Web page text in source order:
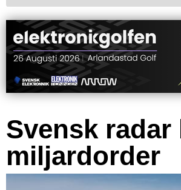
Svensk radar
miljardorder